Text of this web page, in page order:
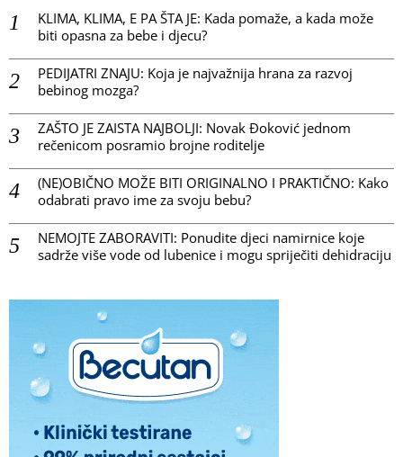
KLIMA, KLIMA, E PA ŠTA JE: Kada pomaže, a kada može
biti opasna za bebe i djecu?
PEDIJATRI ZNAJU: Koja je najvažnija hrana za razvoj
bebinog mozga?
ZAŠTO JE ZAISTA NAJBOLJI: Novak Đoković jednom
rečenicom posramio brojne roditelje
(NE)OBIČNO MOŽE BITI ORIGINALNO I PRAKTIČNO: Kako
odabrati pravo ime za svoju bebu?
NEMOJTE ZABORAVITI: Ponudite djeci namirnice koje
sadrže više vode od lubenice i mogu spriječiti dehidraciju